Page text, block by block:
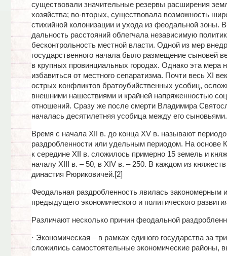
существовали значительные резервы расширения
хозяйства; во-вторых, существовала возможность
стихийной колонизации и ухода из феодальной зоны.
дальность расстояний облегчала независимую
бесконтрольность местной власти. Одной из мер
государственного начала было размещение сыновей
в крупных провинциальных городах. Однако эта мера
избавиться от местного сепаратизма. Почти весь XI
острых конфликтов братоубийственных усобиц,
внешними нашествиями и крайней напряженностью
отношений. Сразу же после смерти Владимира
началась десятилетняя усобица между его
Время с начала ХII в. до конца ХV в. называют
раздробленности или удельным периодом. На основе
к середине ХII в. сложилось примерно 15 земель и
началу ХIII в. – 50, в ХIV в. – 250. В каждом из
династия Рюриковичей.[2]
Феодальная раздробленность явилась закономерным
предыдущего экономического и политического
Различают несколько причин феодальной
· Экономическая – в рамках единого государства за
сложились самостоятельные экономические районы,